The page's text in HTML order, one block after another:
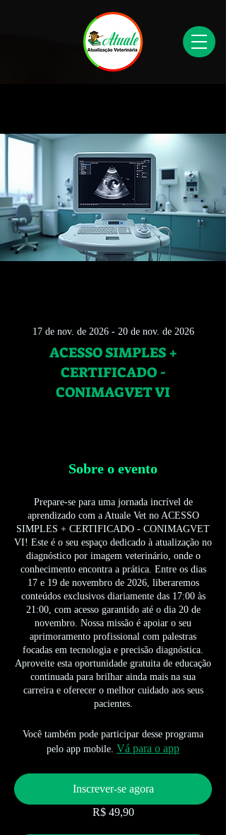
ACESSO SIMPLES +
CERTIFICADO -
CONIMAGVET VI
17 de nov. de 2026 - 20 de nov. de 2026
Sobre o evento
Prepare-se para uma jornada incrível de
aprendizado com a Atuale Vet no ACESSO
SIMPLES + CERTIFICADO - CONIMAGVET
VI! Este é o seu espaço dedicado à atualização no
diagnóstico por imagem veterinário, onde o
conhecimento encontra a prática. Entre os dias
17 e 19 de novembro de 2026, liberaremos
conteúdos exclusivos diariamente das 17:00 às
21:00, com acesso garantido até o dia 20 de
novembro. Nossa missão é apoiar o seu
aprimoramento profissional com palestras
focadas em tecnologia e precisão diagnóstica.
Aproveite esta oportunidade gratuita de educação
continuada para brilhar ainda mais na sua
carreira e oferecer o melhor cuidado aos seus
pacientes.
Você também pode participar desse programa
pelo app mobile. Vá para o app
Inscrever-se agora
R$ 49,90